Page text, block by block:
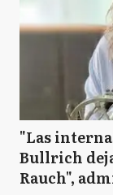
"Las
Bullrich
Rauch",